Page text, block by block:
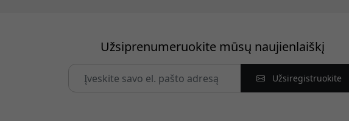
Užsiprenumeruokite mūsų naujienlaiškį
Užsiregistruokite